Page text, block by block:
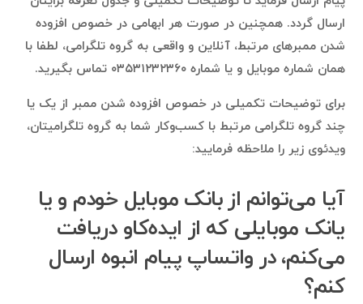
ارسال گردد. همچنین در صورت هر ابهامی در خصوص افزوده
شدن ممبرهای مرتبط، آنلاین و واقعی به گروه تلگرامی، لطفا با
همان شماره موبایل و یا شماره ۰۳۵۳۱۲۳۲۳۶۰ تماس بگیرید.
برای توضیحات تکمیلی در خصوص افزوده شدن ممبر از یک یا
چند گروه تلگرامی مرتبط با کسب‌وکار شما به گروه تلگرامیتان،
ویدئوی زیر را ملاحظه فرمایید:
آیا می‌توانم از بانک موبایل خودم و یا
یانک موبایلی که از ایده‌کاو دریافت
می‌کنم، در واتساپ پیام انبوه ارسال
کنم؟